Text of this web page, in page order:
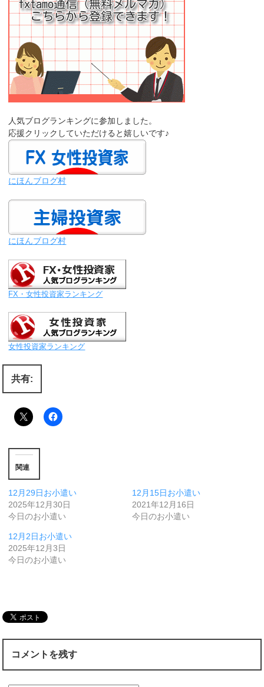
人気ブログランキングに参加しました。
応援クリックしていただけると嬉しいです♪
にほんブログ村
にほんブログ村
FX・女性投資家ランキング
女性投資家ランキング
共有:
関連
12月29日お小遣い
2025年12月30日
今日のお小遣い
12月15日お小遣い
2021年12月16日
今日のお小遣い
12月2日お小遣い
2025年12月3日
今日のお小遣い
コメントを残す